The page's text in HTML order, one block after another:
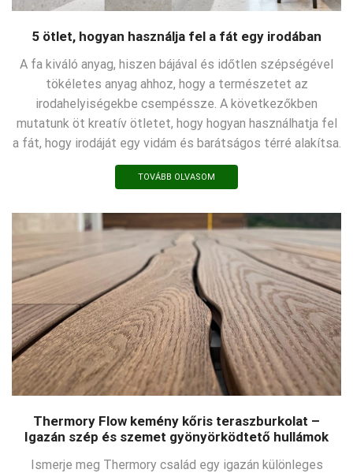
5 ötlet, hogyan használja fel a fát egy irodában
A fa kiváló anyag, hiszen bájával és időtlen szépségével
tökéletes anyag ahhoz, hogy a természetet az
irodahelyiségekbe csempéssze. A következőkben
mutatunk öt kreatív ötletet, hogy hogyan használhatja fel
a fát, hogy irodáját egy vidám és barátságos térré alakítsa.
TOVÁBB OLVASOM
Thermory Flow kemény kőris teraszburkolat –
Igazán szép és szemet gyönyörködtető hullámok
Ismerje meg Thermory család egy igazán különleges